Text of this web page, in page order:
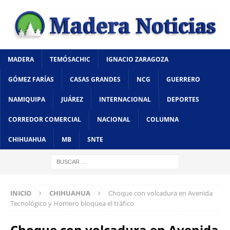
MADERA TEMÓSACHIC IGNACIO ZARAGOZA
GÓMEZ FARÍAS CASAS GRANDES NCG GUERRERO
NAMIQUIPA JUÁREZ INTERNACIONAL DEPORTES
CORREDOR COMERCIAL NACIONAL COLUMNA
CHIHUAHUA MB SNTE
INICIO CHIHUAHUA
Choque con volcadura en Avenida
Tecnológico y Homero bloquea el tráfico